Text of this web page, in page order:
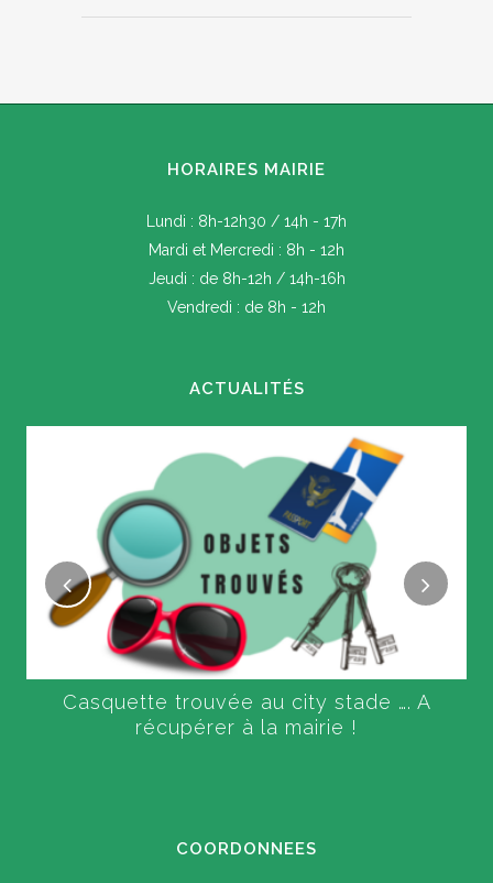
HORAIRES MAIRIE
Lundi : 8h-12h30 / 14h - 17h
Mardi et Mercredi : 8h - 12h
Jeudi : de 8h-12h / 14h-16h
Vendredi : de 8h - 12h
ACTUALITÉS
Casquette trouvée au city stade …. A
récupérer à la mairie !
COORDONNEES